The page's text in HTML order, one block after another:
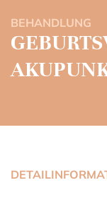
BEHANDLUNG